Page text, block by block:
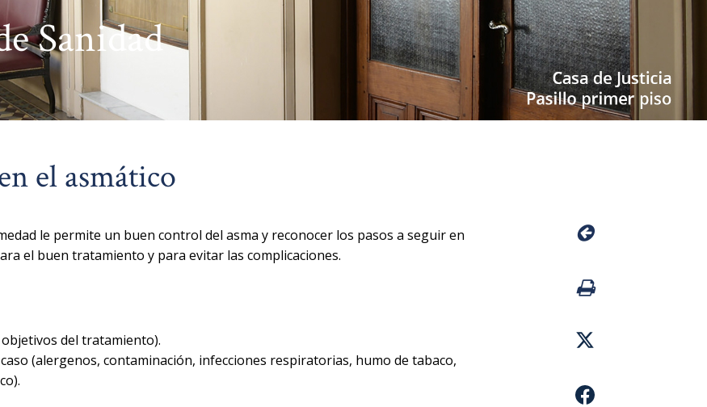
Sanidad
el asmático
le permite un buen control del asma y reconocer los pasos a seguir en
el buen tratamiento y para evitar las complicaciones.
del tratamiento).
(alergenos, contaminación, infecciones respiratorias, humo de tabaco,